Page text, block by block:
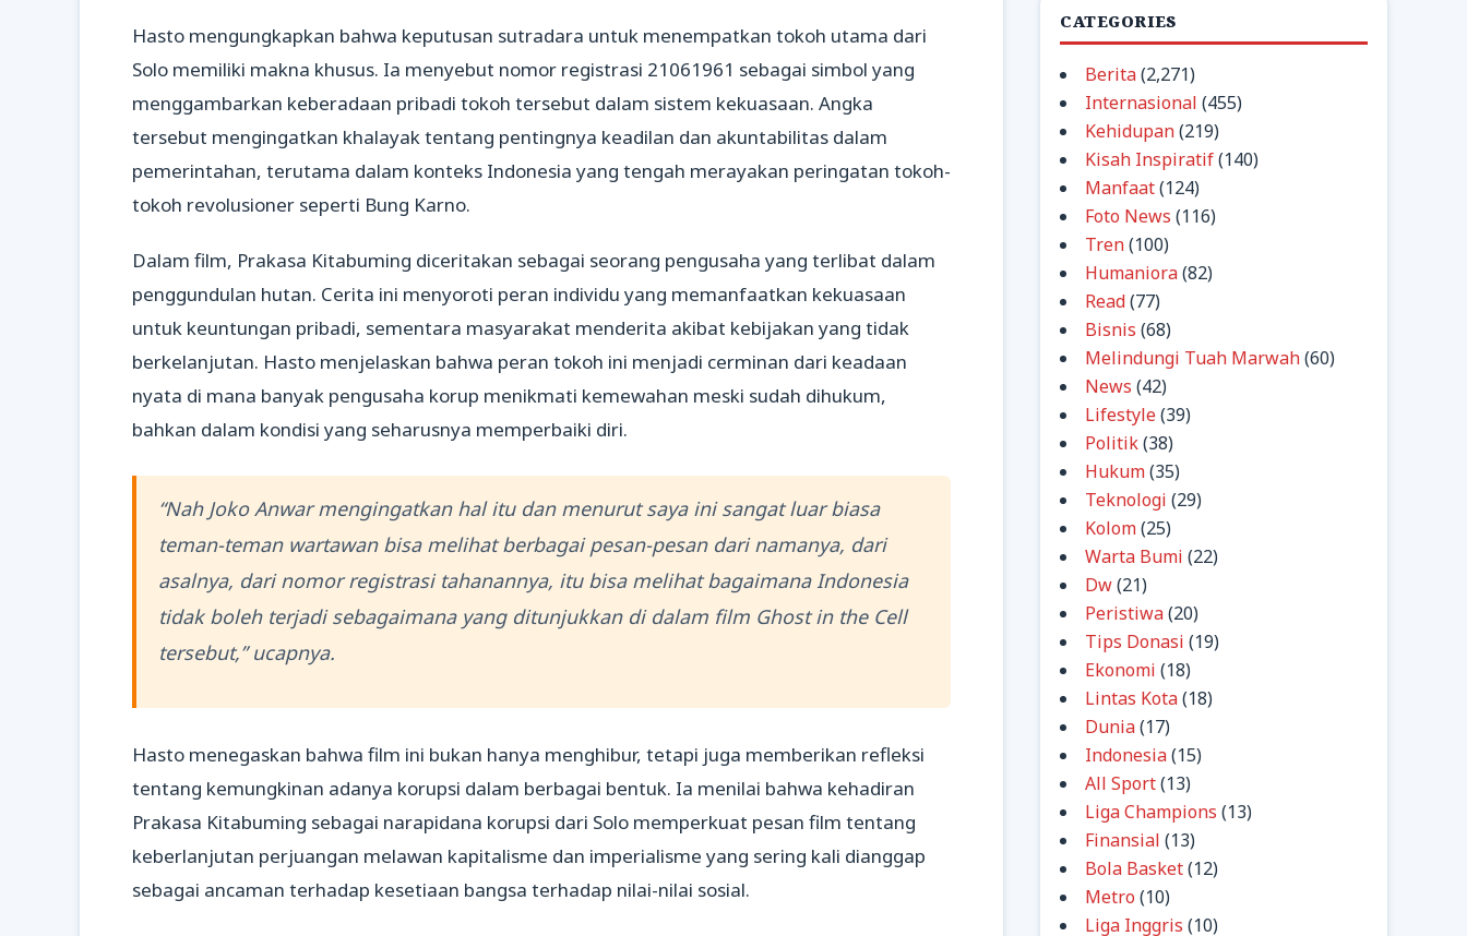
Hasto mengungkapkan bahwa keputusan sutradara untuk menempatkan tokoh utama dari
Solo memiliki makna khusus. Ia menyebut nomor registrasi 21061961 sebagai simbol yang
menggambarkan keberadaan pribadi tokoh tersebut dalam sistem kekuasaan. Angka
tersebut mengingatkan khalayak tentang pentingnya keadilan dan akuntabilitas dalam
pemerintahan, terutama dalam konteks Indonesia yang tengah merayakan peringatan tokoh-
tokoh revolusioner seperti Bung Karno.
Dalam film, Prakasa Kitabuming diceritakan sebagai seorang pengusaha yang terlibat dalam
penggundulan hutan. Cerita ini menyoroti peran individu yang memanfaatkan kekuasaan
untuk keuntungan pribadi, sementara masyarakat menderita akibat kebijakan yang tidak
berkelanjutan. Hasto menjelaskan bahwa peran tokoh ini menjadi cerminan dari keadaan
nyata di mana banyak pengusaha korup menikmati kemewahan meski sudah dihukum,
bahkan dalam kondisi yang seharusnya memperbaiki diri.
“Nah Joko Anwar mengingatkan hal itu dan menurut saya ini sangat luar biasa
teman-teman wartawan bisa melihat berbagai pesan-pesan dari namanya, dari
asalnya, dari nomor registrasi tahanannya, itu bisa melihat bagaimana Indonesia
tidak boleh terjadi sebagaimana yang ditunjukkan di dalam film Ghost in the Cell
tersebut,” ucapnya.
Hasto menegaskan bahwa film ini bukan hanya menghibur, tetapi juga memberikan refleksi
tentang kemungkinan adanya korupsi dalam berbagai bentuk. Ia menilai bahwa kehadiran
Prakasa Kitabuming sebagai narapidana korupsi dari Solo memperkuat pesan film tentang
keberlanjutan perjuangan melawan kapitalisme dan imperialisme yang sering kali dianggap
sebagai ancaman terhadap kesetiaan bangsa terhadap nilai-nilai sosial.
CATEGORIES
Berita(2,271)
Internasional (455)
Kehidupan(219)
Kisah Inspiratif(140)
Manfaat(124)
Foto News (116)
Tren(100)
Humaniora(82)
Read(77)
Bisnis (68)
Melindungi Tuah Marwah(60)
News (42)
Lifestyle(39)
Politik(38)
Hukum(35)
Teknologi (29)
Kolom(25)
Warta Bumi (22)
Dw(21)
Peristiwa(20)
Tips Donasi (19)
Ekonomi (18)
Lintas Kota(18)
Dunia(17)
Indonesia(15)
All Sport(13)
Liga Champions (13)
Finansial (13)
Bola Basket(12)
Metro (10)
Liga Inggris (10)